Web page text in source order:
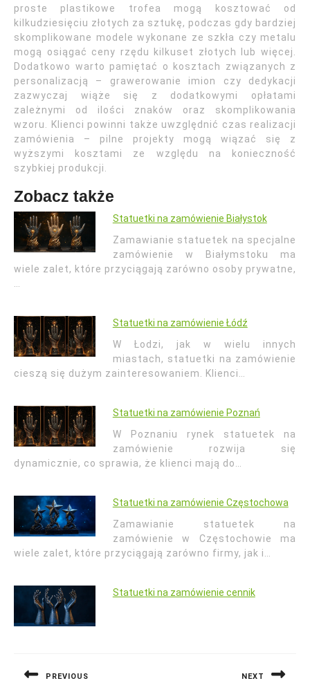
proste plastikowe trofea mogą kosztować od
kilkudziesięciu złotych za sztukę, podczas gdy bardziej
skomplikowane modele wykonane ze szkła czy metalu
mogą osiągać ceny rzędu kilkuset złotych lub więcej.
Dodatkowo warto pamiętać o kosztach związanych z
personalizacją – grawerowanie imion czy dedykacji
zazwyczaj wiąże się z dodatkowymi opłatami
zależnymi od ilości znaków oraz skomplikowania
wzoru. Klienci powinni także uwzględnić czas realizacji
zamówienia – pilne projekty mogą wiązać się z
wyższymi kosztami ze względu na konieczność
szybkiej produkcji.
Zobacz także
Statuetki na zamówienie Białystok
Zamawianie statuetek na specjalne
zamówienie w Białymstoku ma
wiele zalet, które przyciągają zarówno osoby prywatne,
Statuetki na zamówienie Łódź
W Łodzi, jak w wielu innych
miastach, statuetki na zamówienie
cieszą się dużym zainteresowaniem. Klienci…
Statuetki na zamówienie Poznań
W Poznaniu rynek statuetek na
zamówienie rozwija się
dynamicznie, co sprawia, że klienci mają do…
Statuetki na zamówienie Częstochowa
Zamawianie statuetek na
zamówienie w Częstochowie ma
wiele zalet, które przyciągają zarówno firmy, jak i…
Statuetki na zamówienie cennik
PREVIOUS NEXT